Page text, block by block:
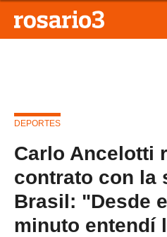
DEPORTES
Carlo Ancelotti
contrato con la
Brasil: "Desde
minuto entendí